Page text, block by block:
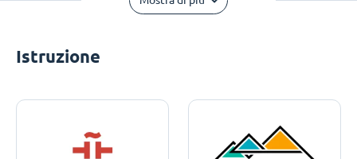
Istruzione